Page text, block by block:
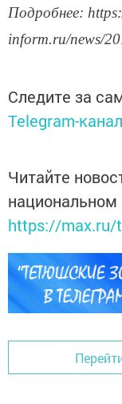
Подробнее:
inform.ru/news/
Следите за
Telegram-
Читайте
https://max.ru/